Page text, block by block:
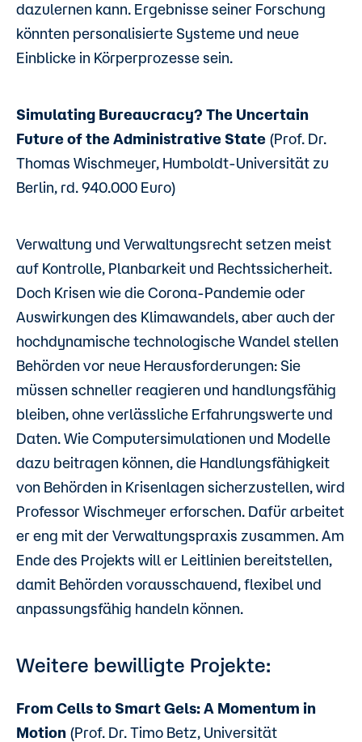
dazulernen kann. Ergebnisse seiner Forschung
könnten personalisierte Systeme und neue
Einblicke in Körperprozesse sein.
Simulating Bureaucracy? The Uncertain
Future of the Administrative State (Prof. Dr.
Thomas Wischmeyer, Humboldt-Universität zu
Berlin, rd. 940.000 Euro)
Verwaltung und Verwaltungsrecht setzen meist
auf Kontrolle, Planbarkeit und Rechtssicherheit.
Doch Krisen wie die Corona-Pandemie oder
Auswirkungen des Klimawandels, aber auch der
hochdynamische technologische Wandel stellen
Behörden vor neue Herausforderungen: Sie
müssen schneller reagieren und handlungsfähig
bleiben, ohne verlässliche Erfahrungswerte und
Daten. Wie Computersimulationen und Modelle
dazu beitragen können, die Handlungsfähigkeit
von Behörden in Krisenlagen sicherzustellen, wird
Professor Wischmeyer erforschen. Dafür arbeitet
er eng mit der Verwaltungspraxis zusammen. Am
Ende des Projekts will er Leitlinien bereitstellen,
damit Behörden vorausschauend, flexibel und
anpassungsfähig handeln können.
Weitere bewilligte Projekte:
From Cells to Smart Gels: A Momentum in
Motion (Prof. Dr. Timo Betz, Universität